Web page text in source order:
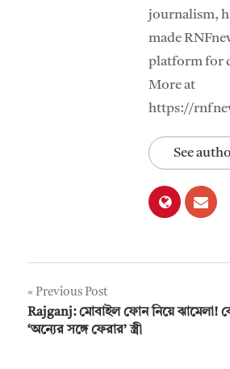
journalism,
made
platform for
More at
https://
See
Post
navigation
Previous Post
Rajganj: মোবাইল ফোন নিয়ে ঝামেলা!
‘অন্যের সঙ্গে ফেরার’ স্ত্রী